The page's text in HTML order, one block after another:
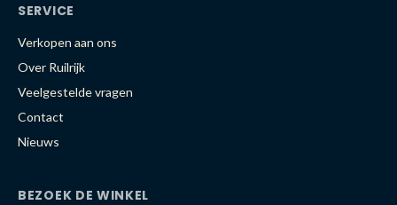
SERVICE
Verkopen aan ons
Over Ruilrijk
Veelgestelde vragen
Contact
Nieuws
BEZOEK DE WINKEL